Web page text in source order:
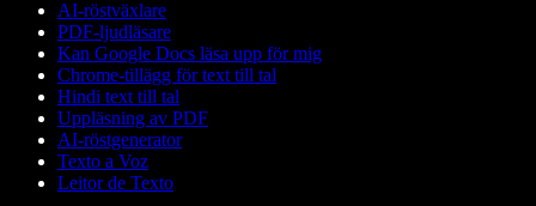
AI-röstväxlare
PDF-ljudläsare
Kan Google Docs läsa upp för mig
Chrome-tillägg för text till tal
Hindi text till tal
Uppläsning av PDF
AI-röstgenerator
Texto a Voz
Leitor de Texto